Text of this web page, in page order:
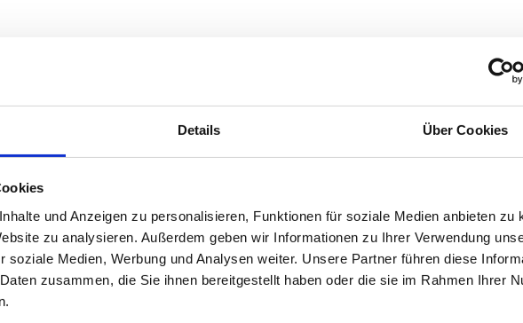
Details Über Cookies
und Anzeigen zu personalisieren, Funktionen für soziale Medien anbieten zu
zu analysieren. Außerdem geben wir Informationen zu Ihrer Verwendung
soziale Medien, Werbung und Analysen weiter. Unsere Partner führen diese
zusammen, die Sie ihnen bereitgestellt haben oder die sie im Rahmen Ihrer
4.4 Ausstattung
4.8 Preis/Leistung